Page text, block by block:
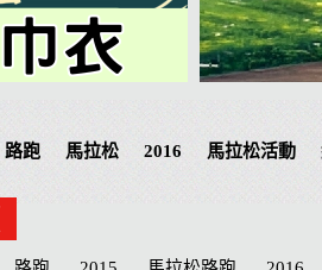
路跑 馬拉松 2016 馬拉松活動